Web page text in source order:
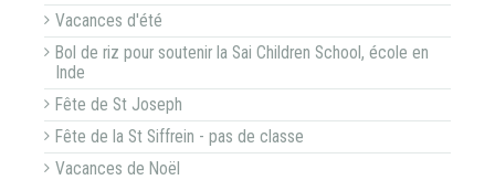
Vacances d'été
Bol de riz pour soutenir la Sai Children School, école en
Inde
Fête de St Joseph
Fête de la St Siffrein - pas de classe
Vacances de Noël